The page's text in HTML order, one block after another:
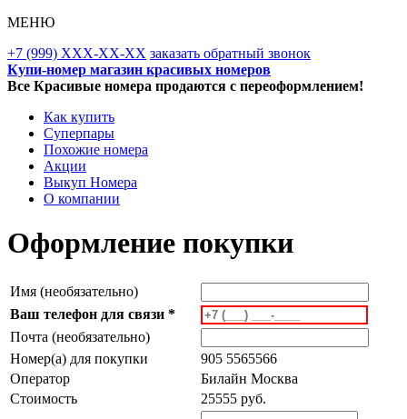
МЕНЮ
+7 (999) XXX-XX-XX заказать обратный звонок
Купи-номер магазин красивых номеров
Все Красивые номера продаются с переоформлением!
Как купить
Суперпары
Похожие номера
Акции
Выкуп Номера
О компании
Оформление покупки
Имя (необязательно)
Ваш телефон для связи *
Почта (необязательно)
Номер(а) для покупки
905 5565566
Оператор
Билайн Москва
Стоимость
25555 руб.